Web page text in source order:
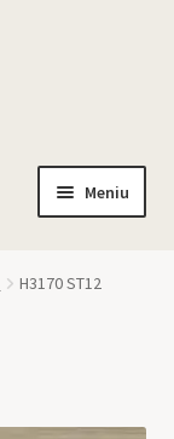
Meniu
H3170 ST12